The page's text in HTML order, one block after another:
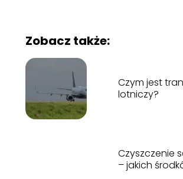
Zobacz także:
Czym jest
lotniczy?
Czyszczenie
– jakich